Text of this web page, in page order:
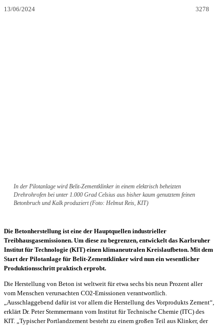
13/06/2024 3278
In der Pilotanlage wird Belit-Zementklinker in einem elektrisch beheizten
Drehrohrofen bei unter 1.000 Grad Celsius aus bisher kaum genutztem feinen
Betonbruch und Kalk produziert (Foto: Helmut Reis, KIT)
Die Betonherstellung ist eine der Hauptquellen industrieller
Treibhausgasemissionen. Um diese zu begrenzen, entwickelt das Karlsruher
Institut für Technologie (KIT) einen klimaneutralen Kreislaufbeton. Mit dem
Start der Pilotanlage für Belit-Zementklinker wird nun ein wesentlicher
Produktionsschritt praktisch erprobt.
Die Herstellung von Beton ist weltweit für etwa sechs bis neun Prozent aller
vom Menschen verursachten CO2-Emissionen verantwortlich.
„Ausschlaggebend dafür ist vor allem die Herstellung des Vorprodukts Zement“,
erklärt Dr. Peter Stemmermann vom Institut für Technische Chemie (ITC) des
KIT. „Typischer Portlandzement besteht zu einem großen Teil aus Klinker, der